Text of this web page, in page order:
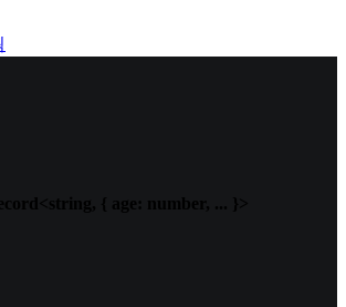
{ age: number, ... }>